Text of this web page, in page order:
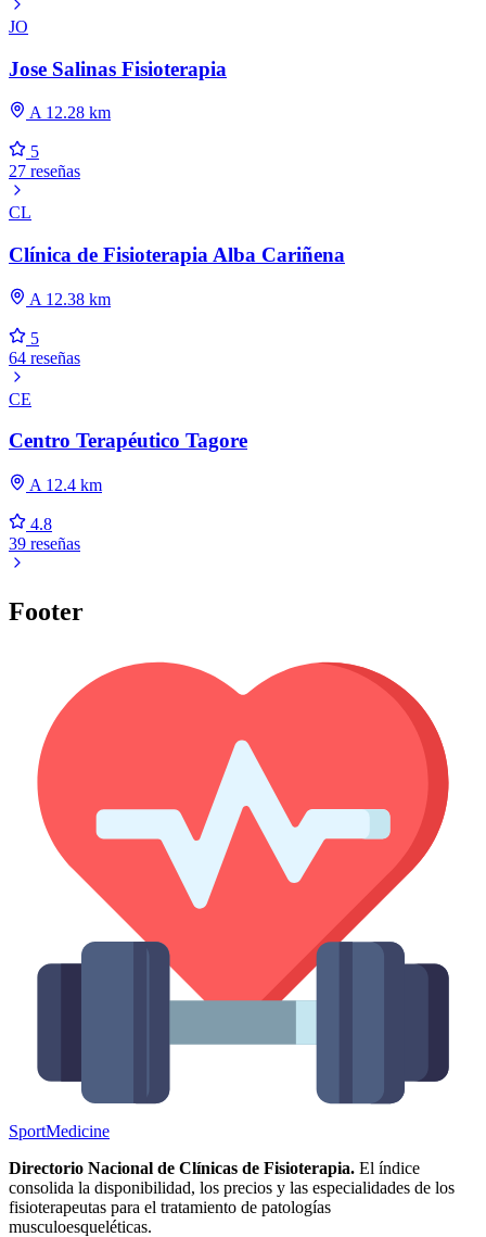
JO
Jose Salinas Fisioterapia
A 12.28 km
5
27 reseñas
CL
Clínica de Fisioterapia Alba Cariñena
A 12.38 km
5
64 reseñas
CE
Centro Terapéutico Tagore
A 12.4 km
4.8
39 reseñas
Footer
SportMedicine
Directorio Nacional de Clínicas de Fisioterapia. El índice
consolida la disponibilidad, los precios y las especialidades de los
fisioterapeutas para el tratamiento de patologías
musculoesqueléticas.